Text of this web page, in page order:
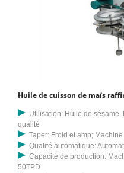
Huile de cuisson de maïs
Utilisation: Huile de
qualité
Taper: Froid et amp;
Qualité automatique:
Capacité de production:
50TPD